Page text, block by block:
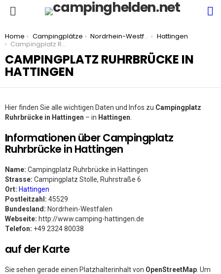
You are here:
Home Campingplätze Nordrhein-Westfalen
Hattingen
Campingplatz Ruhrbrücke in Hattingen
CAMPINGPLATZ RUHRBRÜCKE IN
HATTINGEN
Hier finden Sie alle wichtigen Daten und Infos zu Campingplatz
Ruhrbrücke in Hattingen – in Hattingen
Informationen über Campingplatz
Ruhrbrücke in Hattingen
Name: Campingplatz Ruhrbrücke in Hattingen
Strasse: Campingplatz Stolle, Ruhrstraße 6
Ort: Hattingen
Postleitzahl: 45529
Bundesland: Nordrhein-Westfalen
Webseite: http://www.camping-hattingen.de
Telefon: +49 2324 80038
auf der Karte
Sie sehen gerade einen Platzhalterinhalt von OpenStreetMap . Um